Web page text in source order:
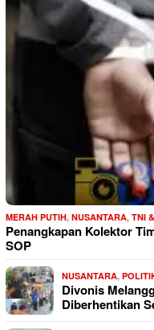
MERAH PUTIH, NUSANTARA, TNI
Penangkapan Kolektor
SOP
NUSANTARA,
Divonis
Diberhentikan